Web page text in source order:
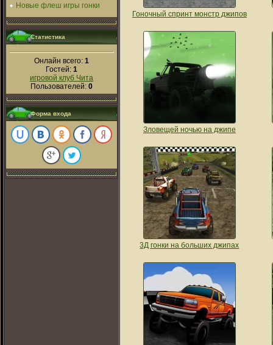
Новые флеш игры гонки
Статистика
Онлайн всего: 1
Гостей: 1
игровой клуб Чита
Пользователей: 0
Форма входа
Гоночный спринт монстр джипов
Зловещей ночью на джипе
3Д гонки на больших джипах